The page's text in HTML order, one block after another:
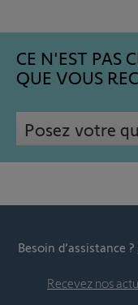
CE N'EST PAS
QUE VOUS
Posez votre
Besoin d’assistance ?
Recevez nos